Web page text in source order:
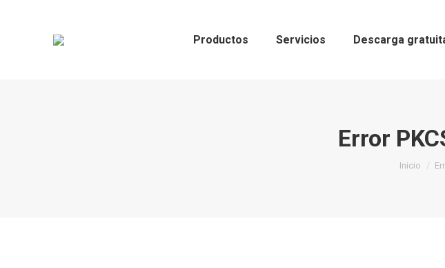
Productos Servicios Descarga
Error
Estás
Inicio